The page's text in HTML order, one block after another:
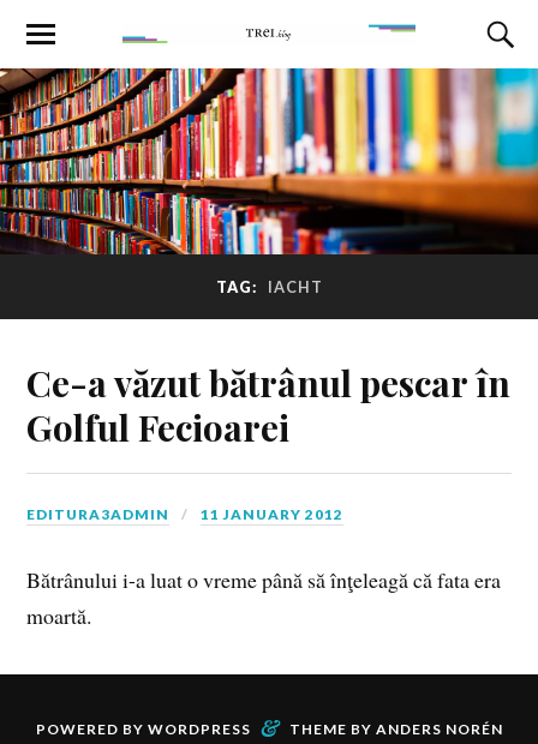
TAG: IACHT
Ce-a văzut bătrânul pescar în
Golful Fecioarei
EDITURA3ADMIN 11 JANUARY 2012
Bătrânului i-a luat o vreme până să înţeleagă că fata era
moartă.
POWERED BY WORDPRESS & THEME BY ANDERS NORÉN